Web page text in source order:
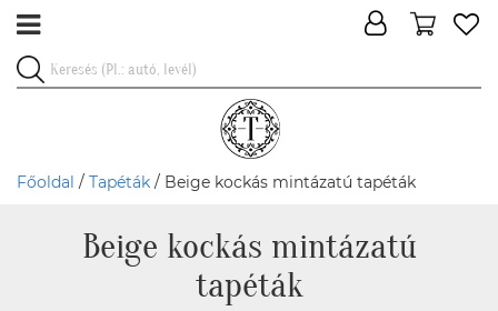
Főoldal / Tapéták / Beige kockás mintázatú tapéták
Beige kockás mintázatú
tapéták